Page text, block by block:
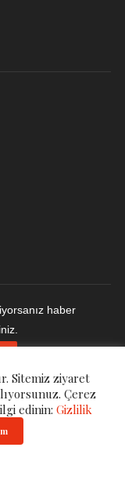
haber
Sitemiz ziyaret
Çerez
edinin: Gizlilik